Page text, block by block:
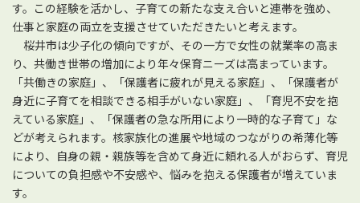
す。この経験を活かし、子育ての新たな支え合いと連帯を強め、
仕事と家庭の両立を支援させていただきたいと考えます。
桜井市は少子化の傾向ですが、その一方で女性の就業率の高ま
り、共働き世帯の増加により年々保育ニーズは高まっています。
「共働きの家庭」、「保護者に疲れが見える家庭」、「保護者が
身近に子育てを相談できる相手がいない家庭」、「育児不安を抱
えている家庭」、「保護者の急な所用により一時的な子育て」な
どが考えられます。核家族化の進展や地域のつながりの希薄化等
により、自身の親・親族等を含めて身近に頼れる人がおらず、育児
についての負担感や不安感や、悩みを抱える保護者が増えていま
す。